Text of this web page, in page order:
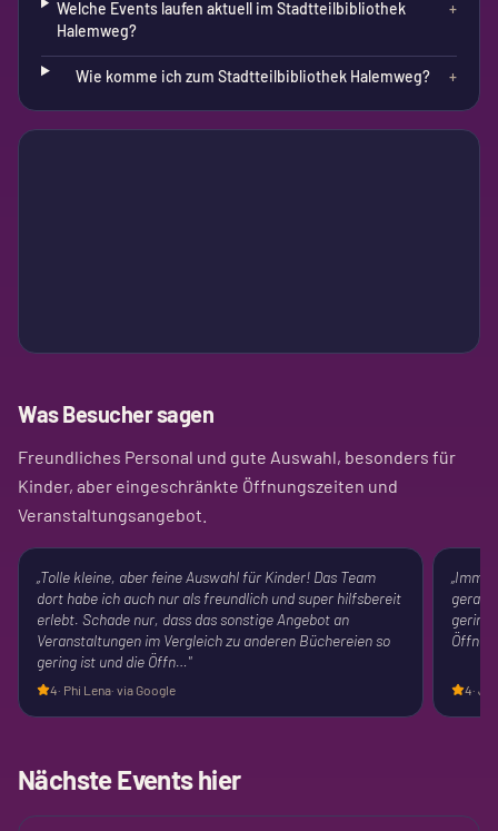
Welche Events laufen aktuell im Stadtteilbibliothek
Halemweg?
+
Wie komme ich zum Stadtteilbibliothek Halemweg? +
Was Besucher sagen
Freundliches Personal und gute Auswahl, besonders für
Kinder, aber eingeschränkte Öffnungszeiten und
Veranstaltungsangebot.
„Tolle kleine, aber feine Auswahl für Kinder! Das Team
dort habe ich auch nur als freundlich und super hilfsbereit
erlebt. Schade nur, dass das sonstige Angebot an
Veranstaltungen im Vergleich zu anderen Büchereien so
gering ist und die Öffn…"
4· Phi Lena· via Google
„
gering
4·
Nächste Events hier